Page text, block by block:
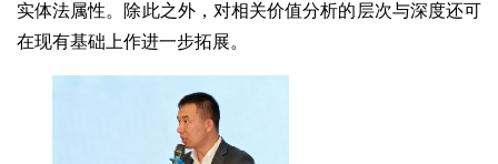
实体法属性。除此之外，对相关价值分析的层次与深度还可
在现有基础上作进一步拓展。